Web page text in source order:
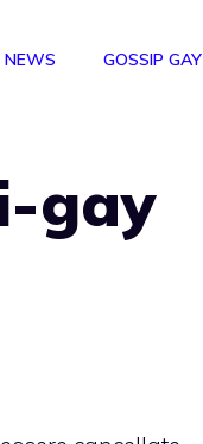
NEWS GOSSIP GAY
gay